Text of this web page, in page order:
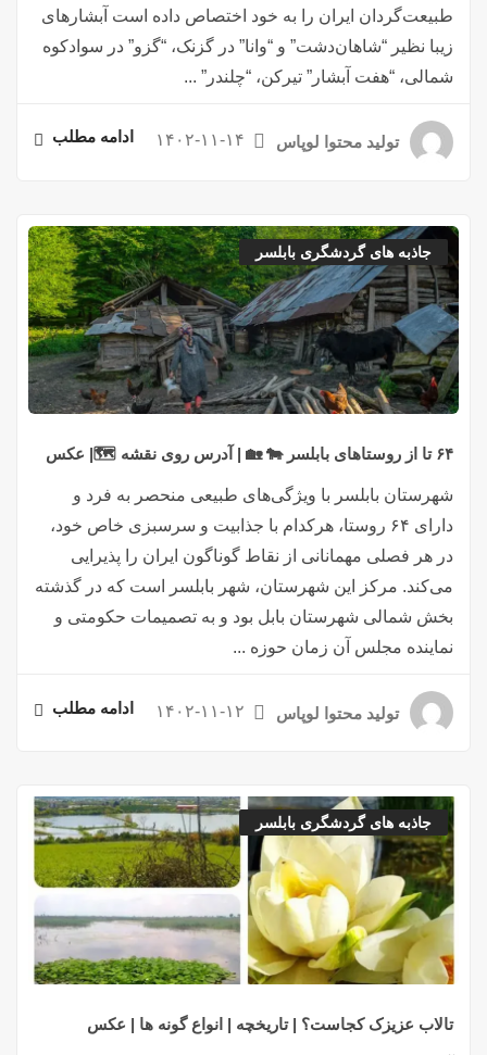
طبیعت‌گردان ایران را به خود اختصاص داده است آبشارهای
زیبا نظیر “شاهان‌دشت” و “وانا” در گزنک، “گزو” در سوادکوه
شمالی، “هفت آبشار” تیرکن، “چلندر” ...
تولید محتوا لوپاس ۱۴۰۲-۱۱-۱۴ ادامه مطلب
جاذبه های گردشگری بابلسر
۶۴ تا از روستاهای بابلسر 🐄 🏡 | آدرس روی نقشه 🗺️| عکس
شهرستان بابلسر با ویژگی‌های طبیعی منحصر به فرد و
دارای ۶۴ روستا، هرکدام با جذابیت و سرسبزی خاص خود،
در هر فصلی مهمانانی از نقاط گوناگون ایران را پذیرایی
می‌کند. مرکز این شهرستان، شهر بابلسر است که در گذشته
بخش شمالی شهرستان بابل بود و به تصمیمات حکومتی و
نماینده مجلس آن زمان حوزه ...
تولید محتوا لوپاس ۱۴۰۲-۱۱-۱۲ ادامه مطلب
جاذبه های گردشگری بابلسر
تالاب عزیزک کجاست؟ | تاریخچه | انواع گونه ها | عکس